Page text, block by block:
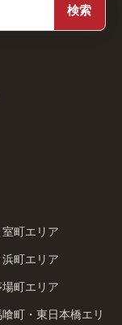
検索
町エリア
浜町エリア
町エリア
町・東日本橋エリ